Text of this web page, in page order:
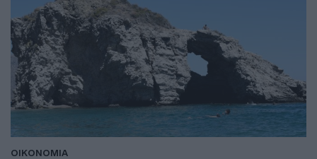
ΟΙΚΟΝΟΜΙΑ